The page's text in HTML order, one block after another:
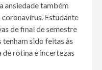
ansiedade também
Estudante
de final de semestre
tenham sido feitas às
rotina e incertezas